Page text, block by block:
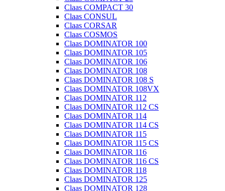
Claas COMPACT 30
Claas CONSUL
Claas CORSAR
Claas COSMOS
Claas DOMINATOR 100
Claas DOMINATOR 105
Claas DOMINATOR 106
Claas DOMINATOR 108
Claas DOMINATOR 108 S
Claas DOMINATOR 108VX
Claas DOMINATOR 112
Claas DOMINATOR 112 CS
Claas DOMINATOR 114
Claas DOMINATOR 114 CS
Claas DOMINATOR 115
Claas DOMINATOR 115 CS
Claas DOMINATOR 116
Claas DOMINATOR 116 CS
Claas DOMINATOR 118
Claas DOMINATOR 125
Claas DOMINATOR 128